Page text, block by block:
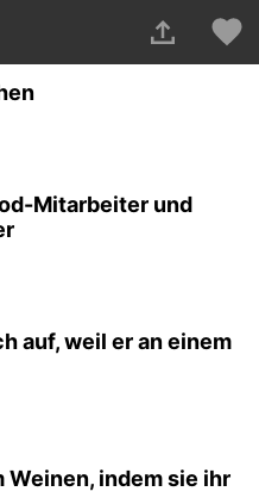
Mitarbeiter und
auf, weil er an einem
Weinen, indem sie ihr